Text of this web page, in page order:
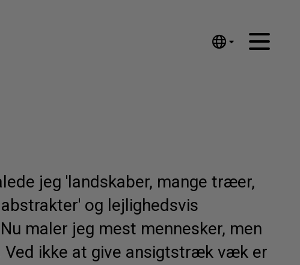
日本語
Deutsch
Français
Italiano
Polski
jeg 'landskaber, mange træer,
og lejlighedsvis
maler jeg mest mennesker, men
Ved ikke at give ansigtstræk væk er